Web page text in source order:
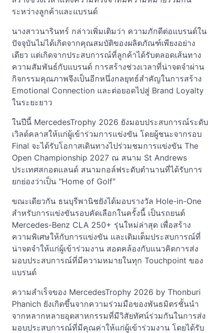
ระหว่างลูกค้าและแบรนด์
นางสาวนารินทร์ กล่าวเพิ่มเติมว่า ความภักดีต่อแบรนด์ใน
ปัจจุบันไม่ได้เกิดจากคุณสมบัติของผลิตภัณฑ์เพียงอย่าง
เดียว แต่เกิดจากประสบการณ์ที่ลูกค้าได้รับตลอดเส้นทาง
ความสัมพันธ์กับแบรนด์ การสร้างช่วงเวลาที่น่าจดจำผ่าน
กิจกรรมคุณภาพจึงเป็นอีกหนึ่งกลยุทธ์สำคัญในการสร้าง
Emotional Connection และต่อยอดไปสู่ Brand Loyalty
ในระยะยาว
ในปีนี้ MercedesTrophy 2026 ยังมอบประสบการณ์ระดับ
เวิลด์คลาสให้แก่ผู้เข้าร่วมการแข่งขัน โดยผู้ชนะจากรอบ
Final จะได้รับโอกาสเดินทางไปร่วมชมการแข่งขัน The
Open Championship 2027 ณ สนาม St Andrews
ประเทศสกอตแลนด์ สนามกอล์ฟระดับตำนานที่ได้รับการ
ยกย่องว่าเป็น "Home of Golf"
ขณะเดียวกัน ธนบุรีพานิชยังได้มอบรางวัล Hole-in-One
สำหรับการแข่งขันรอบคัดเลือกในครั้งนี้ เป็นรถยนต์
Mercedes-Benz CLA 250+ รุ่นใหม่ล่าสุด เพื่อสร้าง
ความพิเศษให้กับการแข่งขัน และเติมเต็มประสบการณ์ที่
น่าจดจำให้แก่ผู้เข้าร่วมงาน สอดคล้องกับแนวคิดการส่ง
มอบประสบการณ์ที่มีความหมายในทุก Touchpoint ของ
แบรนด์
ความสำเร็จของ MercedesTrophy 2026 by Thonburi
Phanich ยังเกิดขึ้นจากความร่วมมือของพันธมิตรชั้นนำ
จากหลากหลายอุตสาหกรรมที่มีวิสัยทัศน์ร่วมกันในการส่ง
มอบประสบการณ์ที่มีคุณค่าให้แก่ผู้เข้าร่วมงาน โดยได้รับ